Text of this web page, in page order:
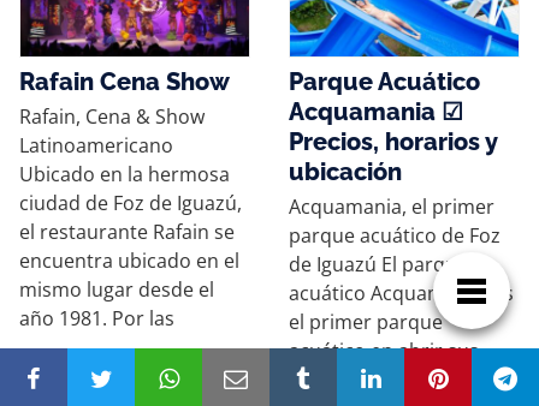
Rafain Cena Show
Rafain, Cena & Show
Latinoamericano
Ubicado en la hermosa
ciudad de Foz de Iguazú,
el restaurante Rafain se
encuentra ubicado en el
mismo lugar desde el
año 1981. Por las
Parque Acuático
Acquamania ☑
Precios, horarios y
ubicación
Acquamania, el primer
parque acuático de Foz
de Iguazú El parque
acuático Acquamania, es
el primer parque
acuático en abrir sus
puertas en la zona de la